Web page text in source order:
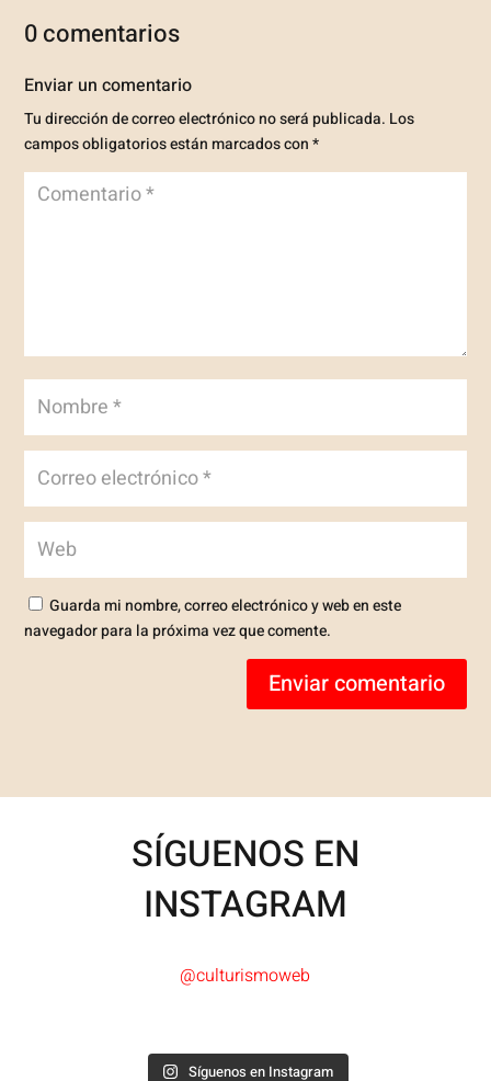
0 comentarios
Enviar un comentario
Tu dirección de correo electrónico no será publicada. Los
campos obligatorios están marcados con*
Guarda mi nombre, correo electrónico y web en este
navegador para la próxima vez que comente.
Enviar comentario
SÍGUENOS EN
INSTAGRAM
@culturismoweb
Síguenos en Instagram